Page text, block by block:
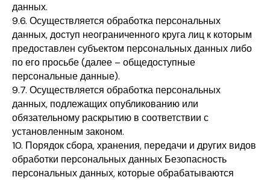
данных.
9.6. Осуществляется обработка персональных
данных, доступ неограниченного круга лиц к которым
предоставлен субъектом персональных данных либо
по его просьбе (далее – общедоступные
персональные данные).
9.7. Осуществляется обработка персональных
данных, подлежащих опубликованию или
обязательному раскрытию в соответствии с
установленным законом.
10. Порядок сбора, хранения, передачи и других видов
обработки персональных данных Безопасность
персональных данных, которые обрабатываются